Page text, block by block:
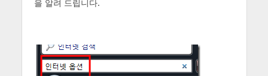
을 알려 드립니다.